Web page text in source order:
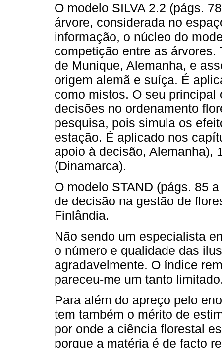
O modelo SILVA 2.2 (págs.
árvore, considerada no
informação, o núcleo do
competição entre as
de Munique, Alemanha, e
origem alemã e suíça. É
como mistos. O seu
decisões no ordenamento
pesquisa, pois simula os
estação. É aplicado nos
apoio à decisão, Alemanha),
(Dinamarca).
O modelo STAND (págs. 85
de decisão na gestão de
Finlândia.
Não sendo um especialista
o número e qualidade das
agradavelmente. O índice
pareceu-me um tanto
Para além do apreço pelo
tem também o mérito de
por onde a ciência florestal
porque a matéria é de facto